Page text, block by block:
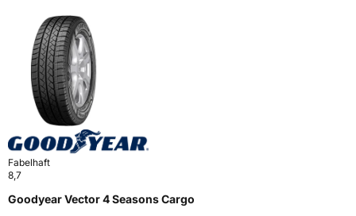
Fabelhaft
8,7
Goodyear Vector 4 Seasons Cargo